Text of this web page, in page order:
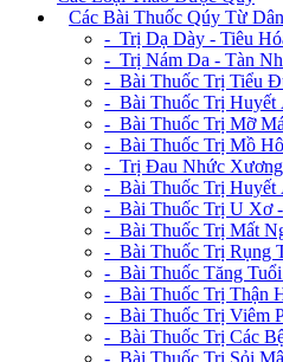
Các Bài Thuốc Qúy Từ
- Trị Dạ Dày - Tiêu
- Trị Nám Da - Tàn
- Bài Thuốc Trị Tiểu
- Bài Thuốc Trị Huyết
- Bài Thuốc Trị Mỡ
- Bài Thuốc Trị Mồ
- Trị Đau Nhức
- Bài Thuốc Trị Huyết
- Bài Thuốc Trị U Xơ
- Bài Thuốc Trị Mất
- Bài Thuốc Trị Rụng
- Bài Thuốc Tăng
- Bài Thuốc Trị Thận
- Bài Thuốc Trị Viêm
- Bài Thuốc Trị Các
- Bài Thuốc Trị Sỏi